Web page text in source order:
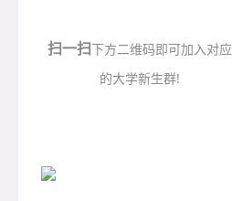
扫一扫下方二维码即可加入对应
的大学新生群!